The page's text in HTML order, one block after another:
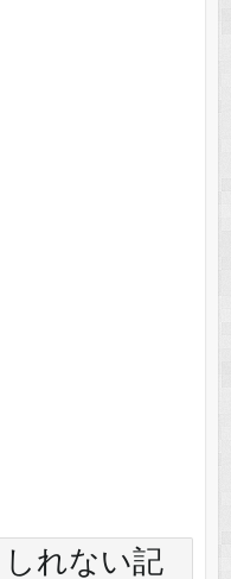
れない記